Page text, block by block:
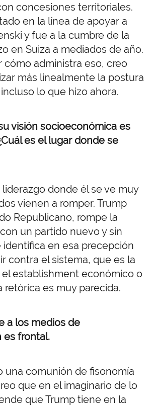
concesiones territoriales.
en la línea de apoyar a
y fue a la cumbre de la
en Suiza a mediados de año.
cómo administra eso, creo
más linealmente la postura
lo que hizo ahora.
visión socioeconómica es
es el lugar donde se
donde él se ve muy
vienen a romper. Trump
Republicano, rompe la
un partido nuevo y sin
identifica en esa precepción
contra el sistema, que es la
establishment económico o
retórica es muy parecida.
a los medios de
es frontal.
una comunión de fisonomía
que en el imaginario de lo
que Trump tiene en la